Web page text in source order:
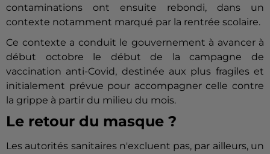
contaminations ont ensuite rebondi, dans un
contexte notamment marqué par la rentrée scolaire.
Ce contexte a conduit le gouvernement à avancer à
début octobre le début de la campagne de
vaccination anti-Covid, destinée aux plus fragiles et
initialement prévue pour accompagner celle contre
la grippe à partir du milieu du mois.
Le retour du masque ?
Les autorités sanitaires n'excluent pas, par ailleurs, un